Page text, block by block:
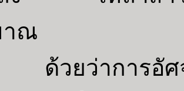
าณ
ด้วยว่าการอัศจ